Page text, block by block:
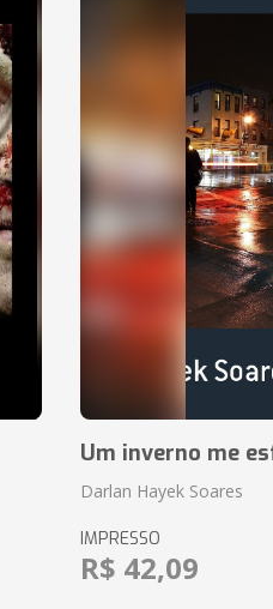
Um inverno me
Darlan Hayek Soares
IMPRESSO
R$ 42,09